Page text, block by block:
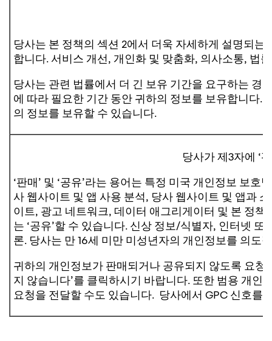
당사는 본 정책의 섹션 2에서 더욱 자세하게 설명되
합니다. 서비스 개선, 개인화 및 맞춤화, 의사소통, 법
당사는 관련 법률에서 더 긴 보유 기간을 요구하는 경
에 따라 필요한 기간 동안 귀하의 정보를 보유합니다.
의 정보를 보유할 수 있습니다.
당사가 제3자에 ‘
‘판매’ 및 ‘공유’라는 용어는 특정 미국 개인정보 보
사 웹사이트 및 앱 사용 분석, 당사 웹사이트 및 앱과
이트, 광고 네트워크, 데이터 애그리게이터 및 본 정책
는 ‘공유’할 수 있습니다. 신상 정보/식별자, 인터넷
론. 당사는 만 16세 미만 미성년자의 개인정보를 의도
귀하의 개인정보가 판매되거나 공유되지 않도록 요
지 않습니다’를 클릭하시기 바랍니다. 또한 범용 개인
요청을 전달할 수도 있습니다. 당사에서 GPC 신호를